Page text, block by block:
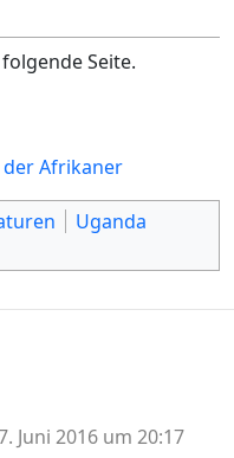
Seite.
der Afrikaner
Uganda
Juni 2016 um 20:17